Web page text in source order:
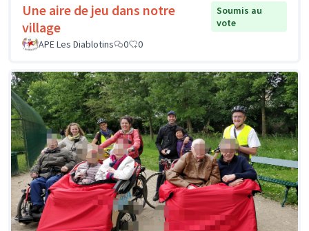
Une aire de jeu dans notre
village
Soumis au
vote
APE Les Diablotins
0 0